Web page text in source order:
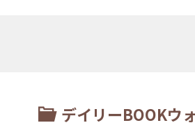
デイリーBOOKウ